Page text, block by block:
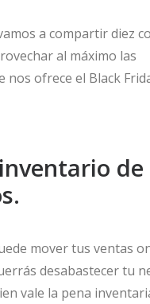
a compartir diez
al máximo las
nos ofrece el Black
de
mover tus ventas
desabastecer tu
vale la pena